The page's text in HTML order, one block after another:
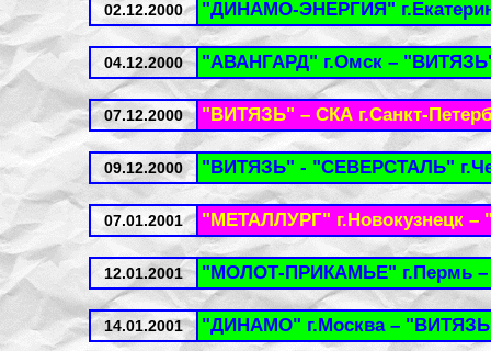
02.12.2000 "ДИНАМО-ЭНЕРГИЯ"
04.12.2000 "АВАНГАРД" г.Омск –
07.12.2000 "ВИТЯЗЬ" – СКА г.Санкт-
09.12.2000 "ВИТЯЗЬ" - "СЕВЕРСТАЛЬ"
07.01.2001 "МЕТАЛЛУРГ" г.Новокузнецк
12.01.2001 "МОЛОТ-ПРИКАМЬЕ" г.Пермь
14.01.2001 "ДИНАМО" г.Москва –